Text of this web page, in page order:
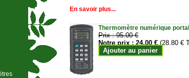
En savoir plus...
Thermomètre numérique
Prix :95.00 €
Notre prix :24.00 € (28.80 €
Ajouter au panier